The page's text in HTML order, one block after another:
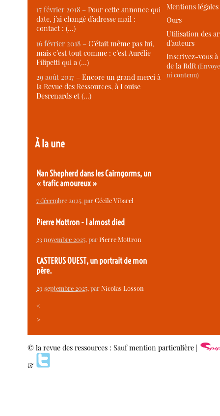
17 février 2018 –Pour cette annonce qui
date, j’ai changé d’adresse mail :
contact : (…)
16 février 2018 –C’était même pas lui,
mais c’est tout comme : c’est Aurélie
Filipetti qui a (…)
29 août 2017 –Encore un grand merci à
la Revue des Ressources, à Louise
Desrenards et (…)
À la une
Nan Shepherd dans les Cairngorms, un
« trafic amoureux »
7 décembre 2025, parCécile Vibarel
Pierre Mottron - I almost died
23 novembre 2025, parPierre Mottron
CASTERUS OUEST, un portrait de mon
père.
29 septembre 2025, parNicolas Losson
<
>
Mentions légales
Ours
Utilisation des
d’auteurs
Inscrivez-vous
de la RdR
ni contenu)
© la revue des ressources : Sauf mention particulière |
&